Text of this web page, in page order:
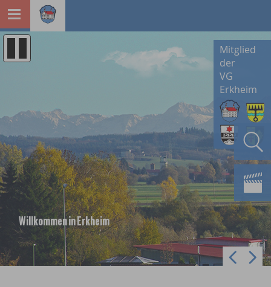
Mitglied
der
VG
Erkheim
Willkommen in Erkheim